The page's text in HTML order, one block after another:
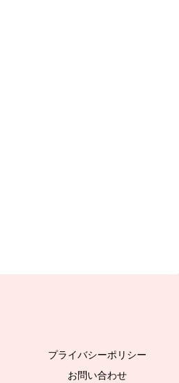
プライバシーポリシー
お問い合わせ